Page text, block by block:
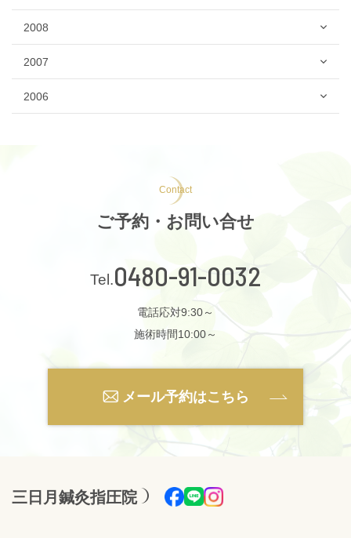
2008
2007
2006
Contact
ご予約・お問い合せ
0480-91-0032
電話応対9:30～
施術時間10:00～
メール予約はこちら
三日月鍼灸指圧院